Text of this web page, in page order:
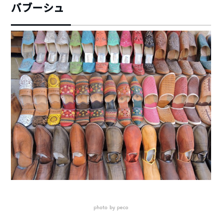
バブーシュ
photo by peco